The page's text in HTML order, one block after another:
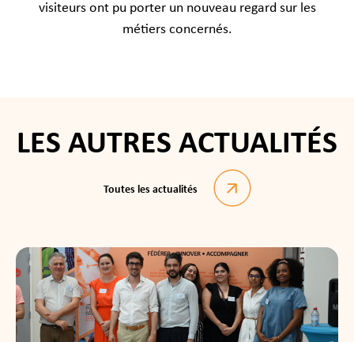
visiteurs ont pu porter un nouveau regard sur les
métiers concernés.
LES AUTRES ACTUALITÉS
Toutes les actualités